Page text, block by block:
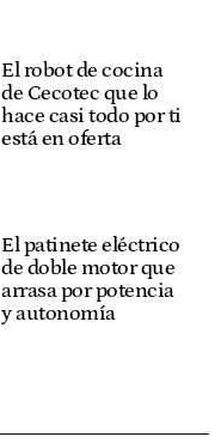
El robot de cocina
de Cecotec que lo
hace casi todo por ti
está en oferta
El patinete eléctrico
de doble motor que
arrasa por potencia
y autonomía